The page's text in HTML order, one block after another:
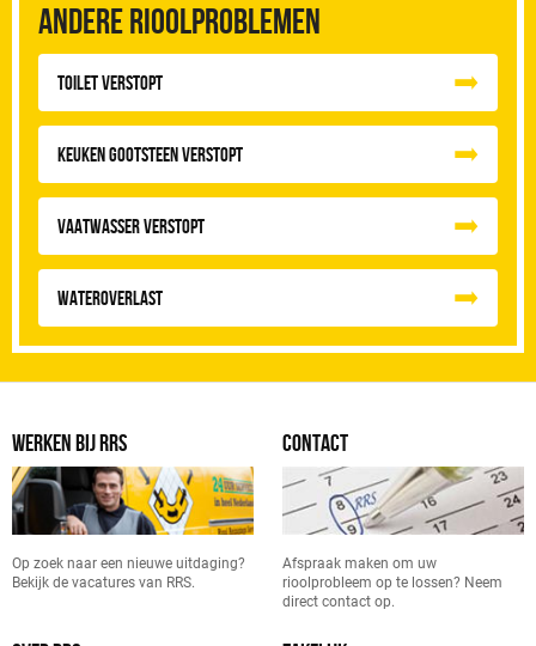
Andere rioolproblemen
Toilet Verstopt
Keuken Gootsteen Verstopt
Vaatwasser Verstopt
Wateroverlast
WERKEN BIJ RRS
Op zoek naar een nieuwe uitdaging?
Bekijk de vacatures van RRS.
CONTACT
Afspraak maken om uw
rioolprobleem op te lossen? Neem
direct contact op.